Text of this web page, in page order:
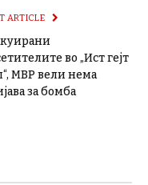
ARTICLE
во „Ист гејт
МВР вели нема
за бомба